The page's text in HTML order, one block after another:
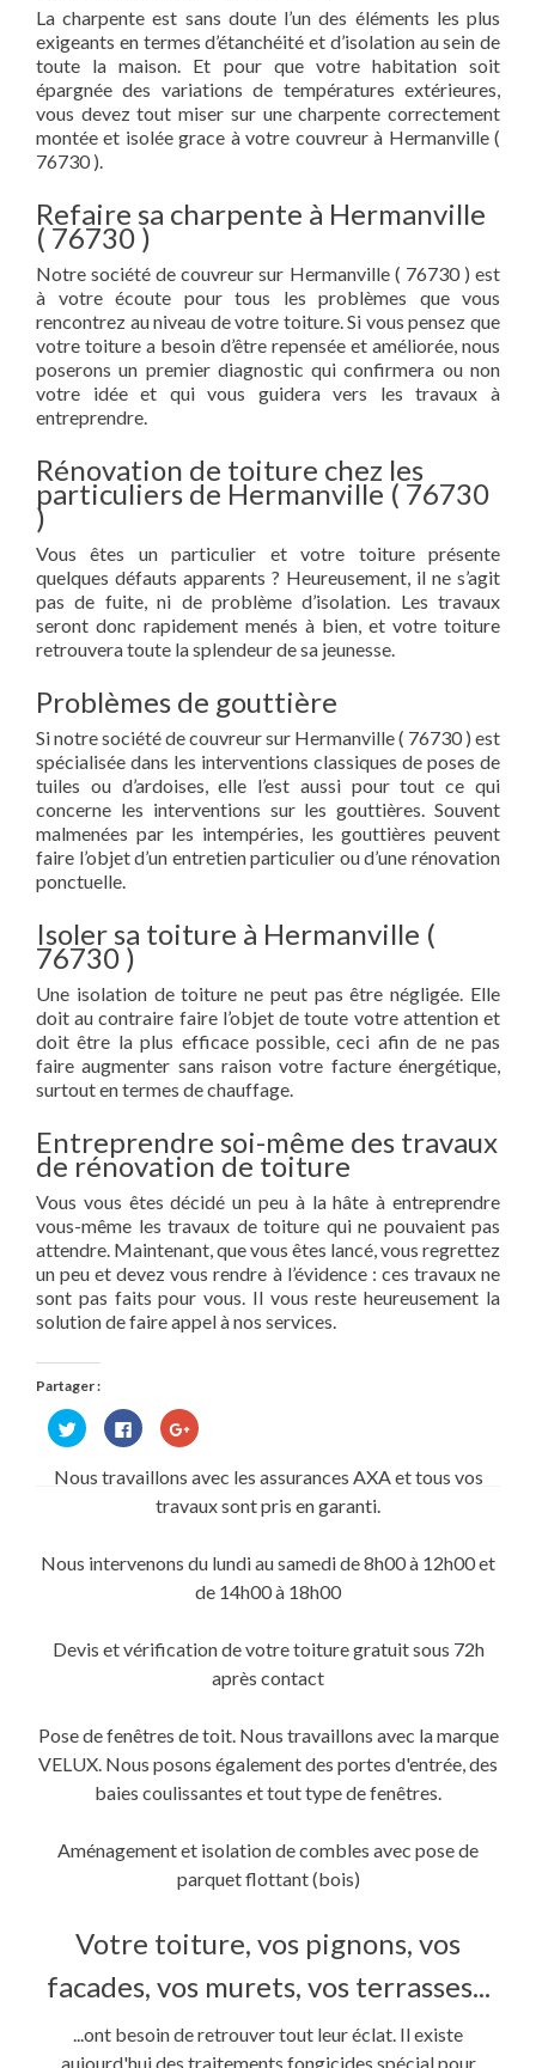
La charpente est sans doute l’un des éléments les plus
exigeants en termes d’étanchéité et d’isolation au sein de
toute la maison. Et pour que votre habitation soit
épargnée des variations de températures extérieures,
vous devez tout miser sur une charpente correctement
montée et isolée grace à votre couvreur à Hermanville (
76730 ).
Refaire sa charpente à Hermanville
( 76730 )
Notre société de couvreur sur Hermanville ( 76730 ) est
à votre écoute pour tous les problèmes que vous
rencontrez au niveau de votre toiture. Si vous pensez que
votre toiture a besoin d’être repensée et améliorée, nous
poserons un premier diagnostic qui confirmera ou non
votre idée et qui vous guidera vers les travaux à
entreprendre.
Rénovation de toiture chez les
particuliers de Hermanville ( 76730
)
Vous êtes un particulier et votre toiture présente
quelques défauts apparents ? Heureusement, il ne s’agit
pas de fuite, ni de problème d’isolation. Les travaux
seront donc rapidement menés à bien, et votre toiture
retrouvera toute la splendeur de sa jeunesse.
Problèmes de gouttière
Si notre société de couvreur sur Hermanville ( 76730 ) est
spécialisée dans les interventions classiques de poses de
tuiles ou d’ardoises, elle l’est aussi pour tout ce qui
concerne les interventions sur les gouttières. Souvent
malmenées par les intempéries, les gouttières peuvent
faire l’objet d’un entretien particulier ou d’une rénovation
ponctuelle.
Isoler sa toiture à Hermanville (
76730 )
Une isolation de toiture ne peut pas être négligée. Elle
doit au contraire faire l’objet de toute votre attention et
doit être la plus efficace possible, ceci afin de ne pas
faire augmenter sans raison votre facture énergétique,
surtout en termes de chauffage.
Entreprendre soi-même des travaux
de rénovation de toiture
Vous vous êtes décidé un peu à la hâte à entreprendre
vous-même les travaux de toiture qui ne pouvaient pas
attendre. Maintenant, que vous êtes lancé, vous regrettez
un peu et devez vous rendre à l’évidence : ces travaux ne
sont pas faits pour vous. Il vous reste heureusement la
solution de faire appel à nos services.
Partager :
Cliquez
pour
partager
Twitter(ouvre
Cliquez
pour
partager
sur
Facebook(ouvre
dans
une
Cliquez
pour
Google+
dans
fenêtre)
Nous travaillons avec les assurances AXA et tous vos
travaux sont pris en garanti.
Nous intervenons du lundi au samedi de 8h00 à 12h00 et
de 14h00 à 18h00
Devis et vérification de votre toiture gratuit sous 72h
après contact
Pose de fenêtres de toit. Nous travaillons avec la marque
VELUX. Nous posons également des portes d'entrée, des
baies coulissantes et tout type de fenêtres.
Aménagement et isolation de combles avec pose de
parquet flottant (bois)
Votre toiture, vos pignons, vos
facades, vos murets, vos terrasses...
...ont besoin de retrouver tout leur éclat. Il existe
aujourd'hui des traitements fongicides spécial pour